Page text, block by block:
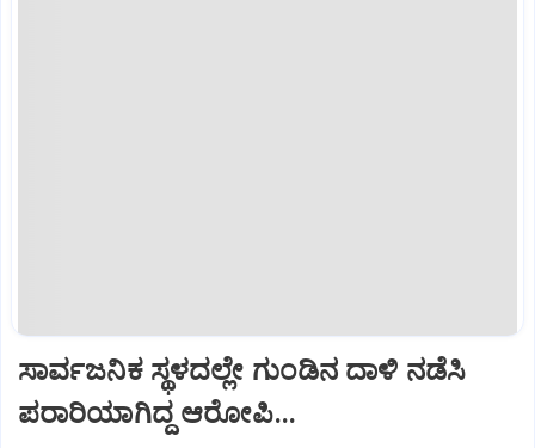
ಸಾರ್ವಜನಿಕ ಸ್ಥಳದಲ್ಲೇ ಗುಂಡಿನ ದಾಳಿ ನಡೆಸಿ
ಪರಾರಿಯಾಗಿದ್ದ ಆರೋಪಿ...